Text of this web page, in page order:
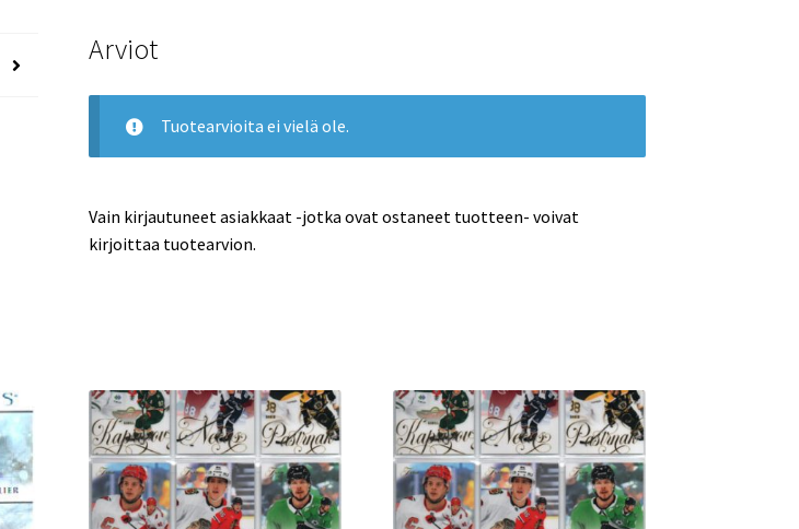
Arviot
Tuotearvioita ei vielä ole.
Vain kirjautuneet asiakkaat -jotka ovat ostaneet tuotteen- voivat
kirjoittaa tuotearvion.